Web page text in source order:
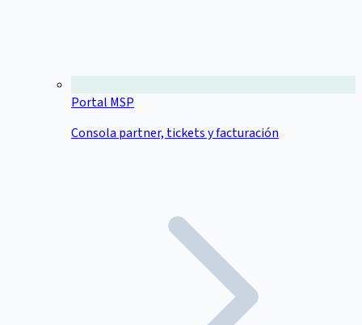
Portal MSP
Consola partner, tickets y facturación